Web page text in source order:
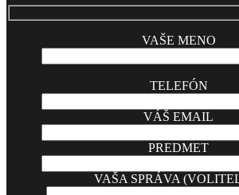
VAŠE MENO
TELEFÓN
VÁŠ EMAIL
PREDMET
VAŠA SPRÁVA